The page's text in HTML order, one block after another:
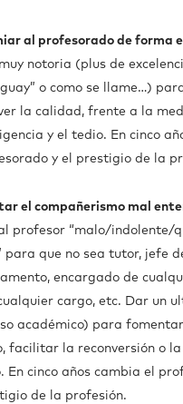
al profesorado de forma
notoria (plus de
o como se llame…)
la calidad, frente a la
y el tedio. En cinco
y el prestigio de la
el compañerismo mal
profesor “malo/indolente/
para que no sea tutor, jefe
encargado de
cargo, etc. Dar un
académico) para
facilitar la reconversión o la
En cinco años cambia el
de la profesión.